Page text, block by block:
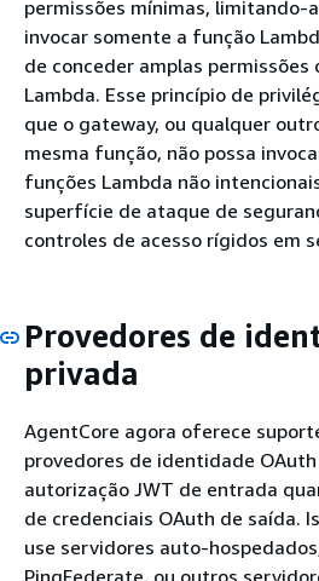
permissões mínimas, limitando-
invocar somente a função
de conceder amplas permissões
Lambda. Esse princípio de
que o gateway, ou qualquer
mesma função, não possa
funções Lambda não
superfície de ataque de
controles de acesso rígidos em
Provedores de
privada
AgentCore agora oferece
provedores de identidade
autorização JWT de entrada
de credenciais OAuth de saída.
use servidores auto-
PingFederate, ou outros